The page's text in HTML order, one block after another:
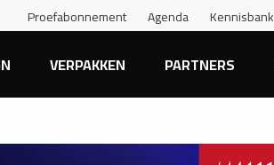
Proefabonnement Agenda Kennisbank
VERPAKKEN PARTNERS